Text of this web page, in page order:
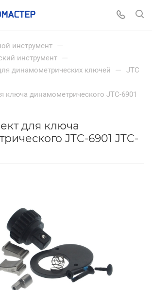
инструмент —
инструмент —
динамометрических ключей — JTC
ключа динамометрического JTC-6901
для ключа
JTC-6901 JTC-